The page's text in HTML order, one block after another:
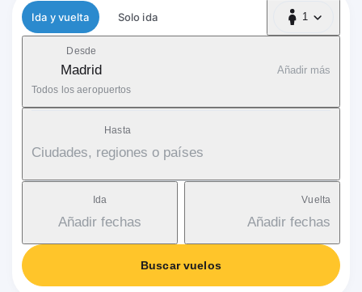
Tipo de vuelo
Ida y vuelta Solo ida 1
1 Pasajero
Desde
Madrid
Todos los aeropuertos
Añadir más
Hasta
Ciudades, regiones o países
Ida
Añadir fechas
Vuelta
Añadir fechas
Buscar vuelos